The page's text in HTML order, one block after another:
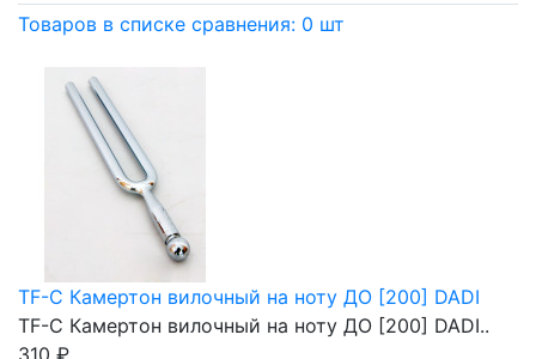
Товаров в списке сравнения: 0 шт
TF-C Камертон вилочный на ноту ДО [200] DADI
TF-C Камертон вилочный на ноту ДО [200] DADI..
310 ₽